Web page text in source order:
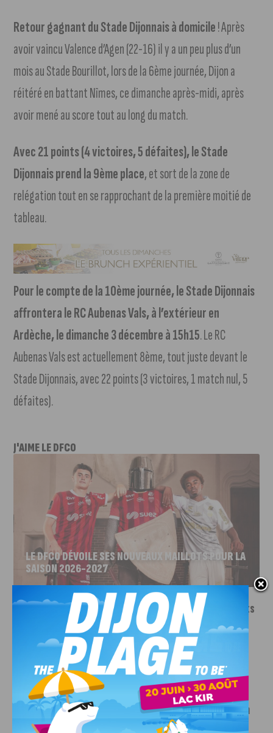
Retour gagnant du Stade Dijonnais à domicile! Après
avoir vaincu Valence d’Agen (22-16) il y a un peu plus d’un
mois au Stade Bourillot, lors de la 6ème journée, Dijon a
réitéré en battant Nîmes, ce dimanche après-midi, après
avoir mené au score tout au long du match.
Avec 21 points (4 victoires, 5 défaites), le Stade
Dijonnais prend la 9ème place, et sort de la zone de
relégation tout en se rapprochant de la première moitié de
tableau.
Pour le compte de la 10ème journée, le Stade Dijonnais
affrontera le RC Aubenas Vals, à l’extérieur en
Ardèche, le dimanche 3 décembre à 15h15. Le RC
Aubenas Vals est actuellement 8ème, tout juste devant le
Stade Dijonnais, avec 22 points (3 victoires, 1 match nul, 5
défaites).
J'AIME LE DFCO
LE DFCO DÉVOILE SES NOUVEAUX MAILLOTS POUR LA
SAISON 2026-2027
INFOS ,SPORT
Le DFCO dévoile ses nouveaux maillots
pour la saison 2026-2027
6 AOÛT, 2026
Le club dijonnais a présenté ses nouveaux maillots
pour son retour en Ligue 2....
INFOS SPORT
Faire le tour de la Côte-d’Or à vélo en
trois jours : le défi de Victor Bosoni